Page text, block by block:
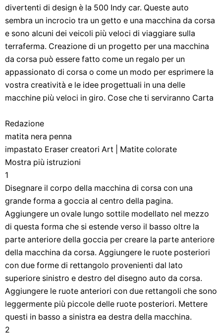
divertenti di design è la 500 Indy car. Queste auto
sembra un incrocio tra un getto e una macchina da corsa
e sono alcuni dei veicoli più veloci di viaggiare sulla
terraferma. Creazione di un progetto per una macchina
da corsa può essere fatto come un regalo per un
appassionato di corsa o come un modo per esprimere la
vostra creatività e le idee progettuali in una delle
macchine più veloci in giro. Cose che ti serviranno Carta
Redazione
matita nera penna
impastato Eraser creatori Art | Matite colorate
Mostra più istruzioni
1
Disegnare il corpo della macchina di corsa con una
grande forma a goccia al centro della pagina.
Aggiungere un ovale lungo sottile modellato nel mezzo
di questa forma che si estende verso il basso oltre la
parte anteriore della goccia per creare la parte anteriore
della macchina da corsa. Aggiungere le ruote posteriori
con due forme di rettangolo provenienti dal lato
superiore sinistro e destro del disegno auto da corsa.
Aggiungere le ruote anteriori con due rettangoli che sono
leggermente più piccole delle ruote posteriori. Mettere
questi in basso a sinistra ea destra della macchina.
2